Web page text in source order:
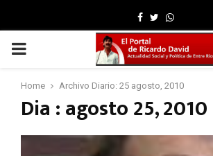
Facebook
TwitterWhatsapp
PRIMARY
MENU
Home Archivo Diario: 25 agosto, 2010
Dia : agosto 25, 2010